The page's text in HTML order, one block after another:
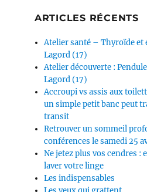
ARTICLES RÉCENTS
Atelier santé – Thyroïde et
Lagord (17)
Atelier découverte :
Lagord (17)
Accroupi vs assis aux
un simple petit banc peut
transit
Retrouver un sommeil
conférences le samedi 25
Ne jetez plus vos cendres :
laver votre linge
Les indispensables